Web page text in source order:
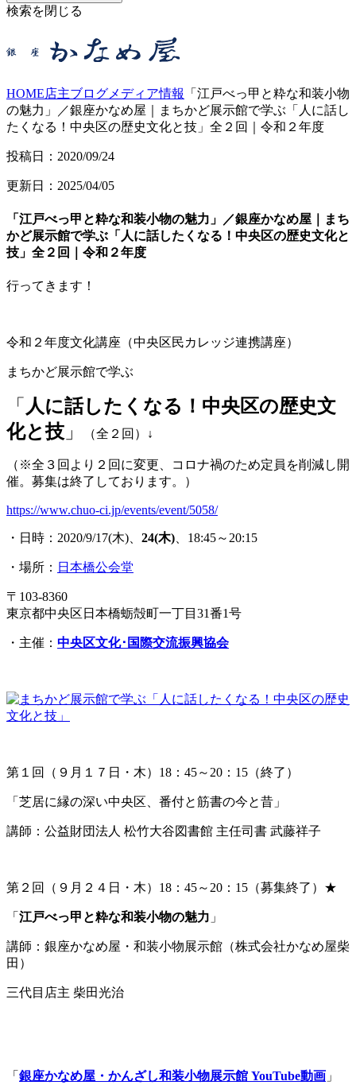
検索を閉じる
HOME店主ブログ メディア情報
「江戸べっ甲と粋な和装小物
の魅力」／銀座かなめ屋｜まちかど展示館で学ぶ「人に話し
たくなる！中央区の歴史文化と技」全２回｜令和２年度
投稿日：2020/09/24
更新日：2025/04/05
「江戸べっ甲と粋な和装小物の魅力」／銀座かなめ屋｜まち
かど展示館で学ぶ「人に話したくなる！中央区の歴史文化と
技」全２回｜令和２年度
行ってきます！
令和２年度文化講座（中央区民カレッジ連携講座）
まちかど展示館で学ぶ
「 人に話したくなる！中央区の歴史文
化と技 」 （全２回）↓
（※全３回より２回に変更、コロナ禍のため定員を削減し開
催。募集は終了しております。）
https://www.chuo-ci.jp/events/event/5058/
・日時：2020/9/17(木)、 24(木) 、18:45～20:15
・場所： 日本橋公会堂
〒103-8360
東京都中央区日本橋蛎殻町一丁目31番1号
・主催： 中央区文化･国際交流振興協会
第１回（９月１７日・木）18：45～20：15（終了）
「芝居に縁の深い中央区、番付と筋書の今と昔」
講師：公益財団法人 松竹大谷図書館 主任司書 武藤祥子
第２回（９月２４日・木）18：45～20：15（募集終了）★
「 江戸べっ甲と粋な和装小物の魅力 」
講師：銀座かなめ屋・和装小物展示館（株式会社かなめ屋柴
田）
三代目店主 柴田光治
「 銀座かなめ屋・かんざし和装小物展示館 YouTube動画 」